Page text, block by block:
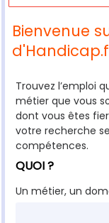
Bienvenue
Trouvez l’emploi
métier que vous
dont vous êtes
votre recherche
compétences.
QUOI ?
Un métier, un